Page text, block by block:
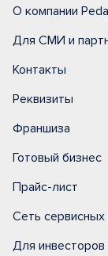
О компании
Для СМИ и
Контакты
Реквизиты
Франшиза
Готовый бизнес
Прайс-лист
Сеть
Для инвесторов